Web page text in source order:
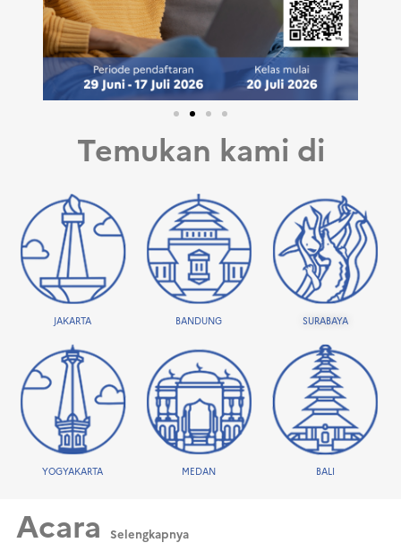
Temukan kami di
JAKARTA BANDUNG SURABAYA
YOGYAKARTA MEDAN BALI
Acara Selengkapnya